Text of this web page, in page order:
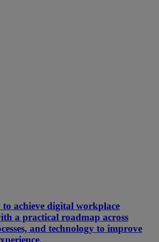
achieve digital workplace
a practical roadmap across
and technology to improve